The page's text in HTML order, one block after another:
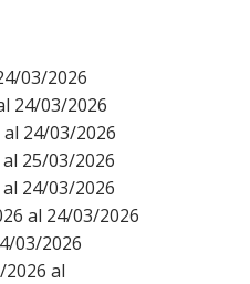
03/2026
24/03/2026
24/03/2026
25/03/2026
24/03/2026
al 24/03/2026
03/2026
al